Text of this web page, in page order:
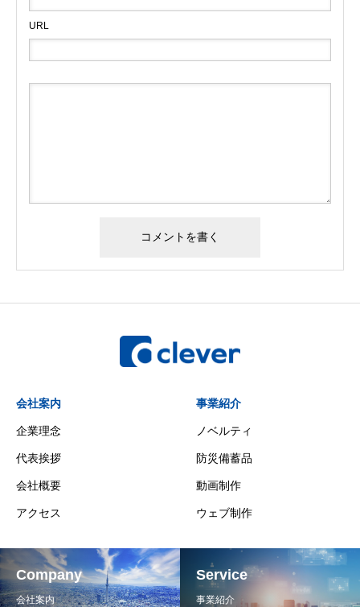
URL
会社案内
企業理念
代表挨拶
会社概要
アクセス
事業紹介
ノベルティ
防災備蓄品
動画制作
ウェブ制作
Company
会社案内
Service
事業紹介